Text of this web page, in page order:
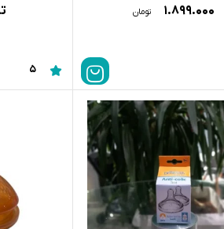
۱.۸۹۹.۰۰۰ تومان
5